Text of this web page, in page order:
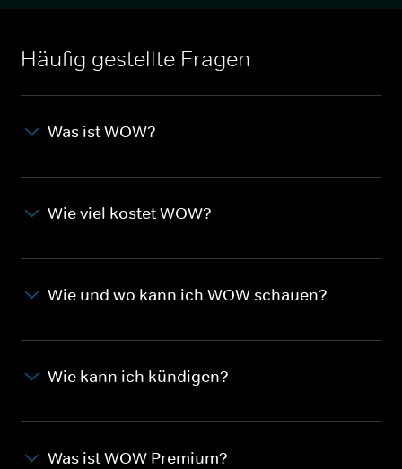
Häufig gestellte Fragen
Was ist WOW?
Wie viel kostet WOW?
Wie und wo kann ich WOW schauen?
Wie kann ich kündigen?
Was ist WOW Premium?